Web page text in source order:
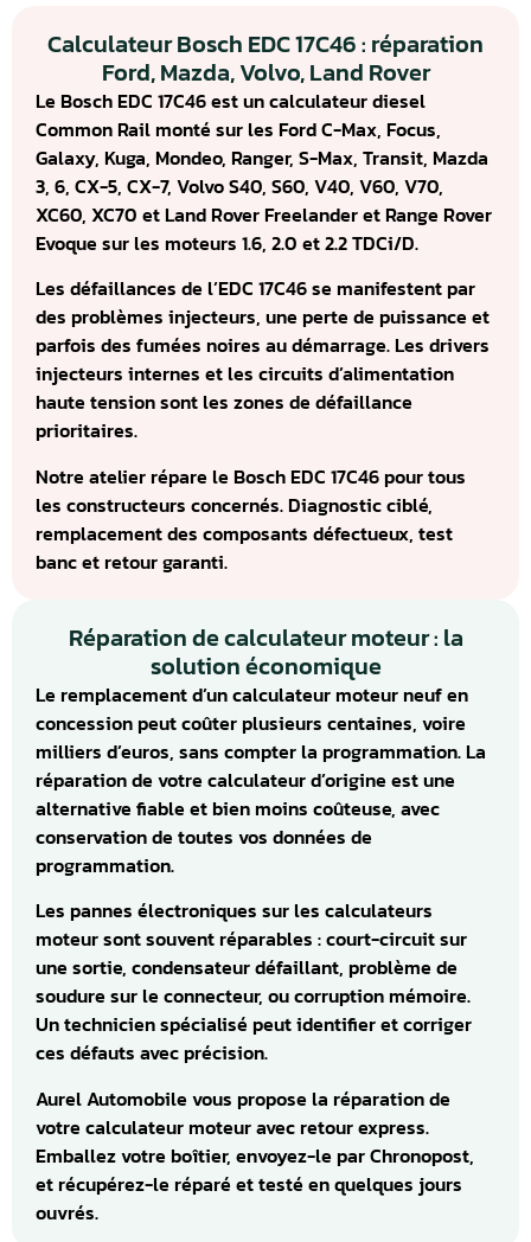
Calculateur Bosch EDC 17C46 : réparation
Ford, Mazda, Volvo, Land Rover
Le Bosch EDC 17C46 est un calculateur diesel
Common Rail monté sur les Ford C-Max, Focus,
Galaxy, Kuga, Mondeo, Ranger, S-Max, Transit, Mazda
3, 6, CX-5, CX-7, Volvo S40, S60, V40, V60, V70,
XC60, XC70 et Land Rover Freelander et Range Rover
Evoque sur les moteurs 1.6, 2.0 et 2.2 TDCi/D.
Les défaillances de l’EDC 17C46 se manifestent par
des problèmes injecteurs, une perte de puissance et
parfois des fumées noires au démarrage. Les drivers
injecteurs internes et les circuits d’alimentation
haute tension sont les zones de défaillance
prioritaires.
Notre atelier répare le Bosch EDC 17C46 pour tous
les constructeurs concernés. Diagnostic ciblé,
remplacement des composants défectueux, test
banc et retour garanti.
Réparation de calculateur moteur : la
solution économique
Le remplacement d’un calculateur moteur neuf en
concession peut coûter plusieurs centaines, voire
milliers d’euros, sans compter la programmation. La
réparation de votre calculateur d’origine est une
alternative fiable et bien moins coûteuse, avec
conservation de toutes vos données de
programmation.
Les pannes électroniques sur les calculateurs
moteur sont souvent réparables : court-circuit sur
une sortie, condensateur défaillant, problème de
soudure sur le connecteur, ou corruption mémoire.
Un technicien spécialisé peut identifier et corriger
ces défauts avec précision.
Aurel Automobile vous propose la réparation de
votre calculateur moteur avec retour express.
Emballez votre boîtier, envoyez-le par Chronopost,
et récupérez-le réparé et testé en quelques jours
ouvrés.